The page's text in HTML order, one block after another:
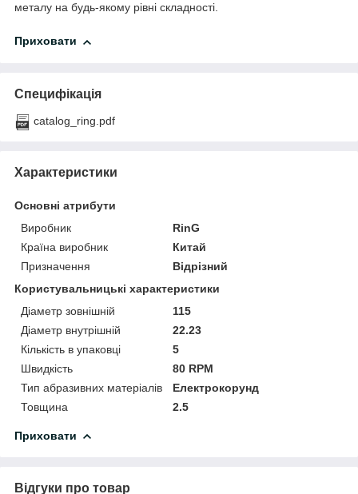
металу на будь-якому рівні складності.
Приховати
Специфікація
catalog_ring.pdf
Характеристики
Основні атрибути
Виробник
RinG
Країна виробник
Китай
Призначення
Відрізний
Користувальницькі характеристики
Діаметр зовнішній
115
Діаметр внутрішній
22.23
Кількість в упаковці
5
Швидкість
80 RPM
Тип абразивних матеріалів
Електрокорунд
Товщина
2.5
Приховати
Відгуки про товар